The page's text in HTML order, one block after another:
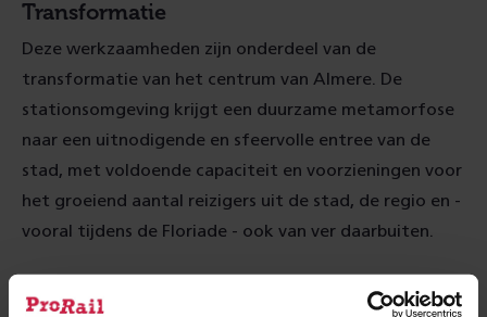
Transformatie
Deze werkzaamheden zijn onderdeel van de
transformatie van het centrum van Almere. De
stationsomgeving krijgt een duurzame metamorfose
naar een uitnodigende en sfeervolle entree van de
stad, met voldoende capaciteit en voorzieningen voor
het groeiend aantal reizigers uit de stad, de regio en -
vooral tijdens de Floriade - ook van ver daarbuiten.
Gevolgen voor het treinverkeer